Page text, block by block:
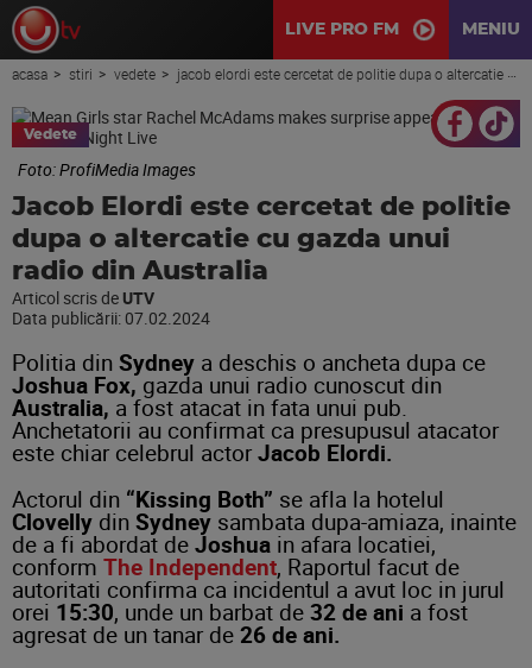
LIVE PRO FM MENIU
acasa stiri vedete jacob elordi este cercetat de politie dupa o altercatie cu gazda unui radio din australia
Vedete
Foto: ProfiMedia Images
Jacob Elordi este cercetat de politie
dupa o altercatie cu gazda unui
radio din Australia
Articol scris de UTV
Data publicării: 07.02.2024
Politia din Sydney a deschis o ancheta dupa ce
Joshua Fox,gazda unui radio cunoscut din
Australia, a fost atacat in fata unui pub.
Anchetatorii au confirmat ca presupusul atacator
este chiar celebrul actor Jacob Elordi.
Actorul din “Kissing Both” se afla la hotelul
Clovelly din Sydney sambata dupa-amiaza, inainte
de a fi abordat de Joshua in afara locatiei,
conform The Independent, Raportul facut de
autoritati confirma ca incidentul a avut loc in jurul
orei 15:30, unde un barbat de 32 de ani a fost
agresat de un tanar de 26 de ani.